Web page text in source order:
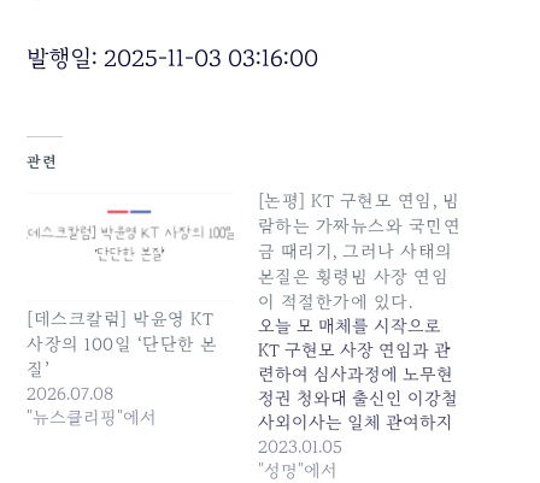
발행일: 2025-11-03 03:16:00
관련
[데스크칼럼] 박윤영 KT
사장의 100일 ‘단단한 본
질’
2026.07.08
"뉴스클리핑"에서
[논평] KT 구현모 연임, 범
람하는 가짜뉴스와 국민연
금 때리기, 그러나 사태의
본질은 횡령범 사장 연임
이 적절한가에 있다.
오늘 모 매체를 시작으로
KT 구현모 사장 연임과 관
련하여 심사과정에 노무현
정권 청와대 출신인 이강철
사외이사는 일체 관여하지
않았고, 따라서 공정한 심사
였다는 식의 보도가 연이어
2023.01.05
"성명"에서